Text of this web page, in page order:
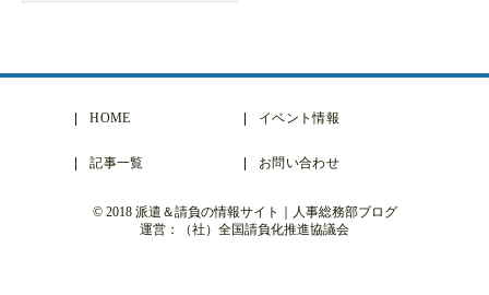
HOME イベント情報
記事一覧 お問い合わせ
© 2018 派遣＆請負の情報サイト｜人事総務部ブログ
運営：（社）全国請負化推進協議会